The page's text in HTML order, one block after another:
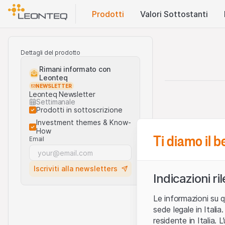
Prodotti Valori Sottostanti
Dettagli del prodotto
Rimani informato con
Leonteq
NEWSLETTER
Leonteq Newsletter
Settimanale
Prodotti in sottoscrizione
Investment themes & Know-
How
Email
Iscriviti alla newsletters
Ti diamo il
Indicazioni
Le informazioni su
sede legale in
residente in Italia.